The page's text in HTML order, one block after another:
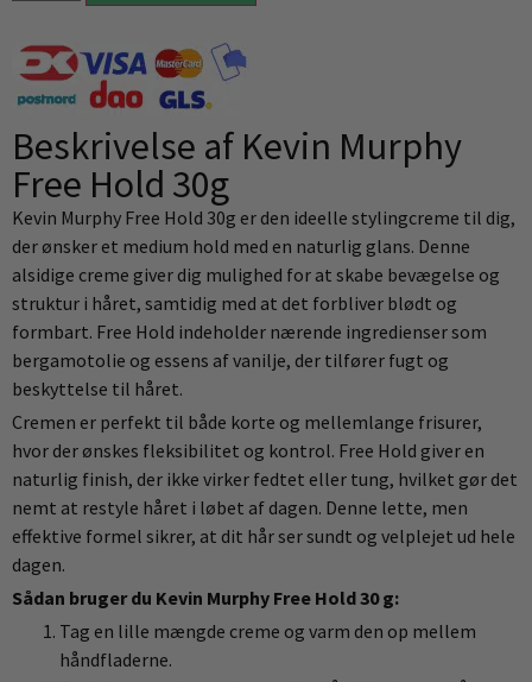
Beskrivelse af Kevin Murphy
Free Hold 30g
Kevin Murphy Free Hold 30g er den ideelle stylingcreme til dig,
der ønsker et medium hold med en naturlig glans. Denne
alsidige creme giver dig mulighed for at skabe bevægelse og
struktur i håret, samtidig med at det forbliver blødt og
formbart. Free Hold indeholder nærende ingredienser som
bergamotolie og essens af vanilje, der tilfører fugt og
beskyttelse til håret.
Cremen er perfekt til både korte og mellemlange frisurer,
hvor der ønskes fleksibilitet og kontrol. Free Hold giver en
naturlig finish, der ikke virker fedtet eller tung, hvilket gør det
nemt at restyle håret i løbet af dagen. Denne lette, men
effektive formel sikrer, at dit hår ser sundt og velplejet ud hele
dagen.
Sådan bruger du Kevin Murphy Free Hold 30 g:
Tag en lille mængde creme og varm den op mellem
håndfladerne.